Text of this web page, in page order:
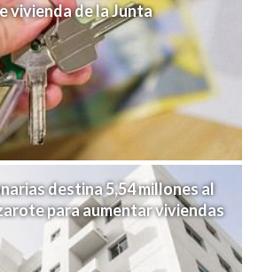
vivienda de la Junta
destina 5,54 millones al
para aumentar viviendas